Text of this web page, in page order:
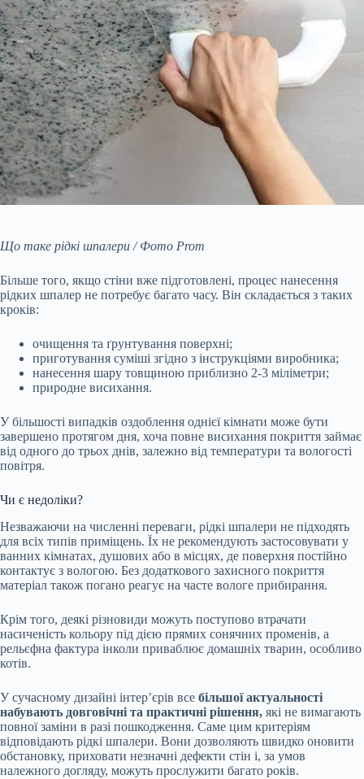
Що таке рідкі шпалери / Фото Prom
Більше того, якщо стіни вже підготовлені, процес нанесення
рідких шпалер не потребує багато часу. Він складається з таких
кроків:
очищення та ґрунтування поверхні;
приготування суміші згідно з інструкціями виробника;
нанесення шару товщиною приблизно 2-3 міліметри;
природне висихання.
У більшості випадків оздоблення однієї кімнати може бути
завершено протягом дня, хоча повне висихання покриття займає
від одного до трьох днів, залежно від температури та вологості
повітря.
Чи є недоліки?
Незважаючи на численні переваги, рідкі шпалери не підходять
для всіх типів приміщень. Їх не рекомендують застосовувати у
ванних кімнатах, душових або в місцях, де поверхня постійно
контактує з вологою. Без додаткового захисного покриття
матеріал також погано реагує на часте вологе прибирання.
Крім того, деякі різновиди можуть поступово втрачати
насиченість кольору під дією прямих сонячних променів, а
рельєфна фактура інколи приваблює домашніх тварин, особливо
котів.
У сучасному дизайні інтер’єрів все більшої актуальності
набувають довговічні та практичні рішення, які не вимагають
повної заміни в разі пошкодження. Саме цим критеріям
відповідають рідкі шпалери. Вони дозволяють швидко оновити
обстановку, приховати незначні дефекти стін і, за умов
належного догляду, можуть прослужити багато років.